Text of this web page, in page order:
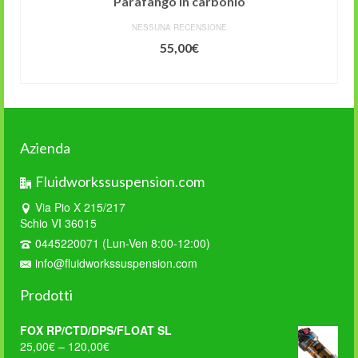
NESSUNA RECENSIONE
55,00€
Azienda
Fluidworkssuspension.com
Via Pio X 215/217
Schio VI 36015
0445220071 (Lun-Ven 8:00-12:00)
info@fluidworkssuspension.com
Prodotti
FOX RP/CTD/DPS/FLOAT SL
25,00€ – 120,00€